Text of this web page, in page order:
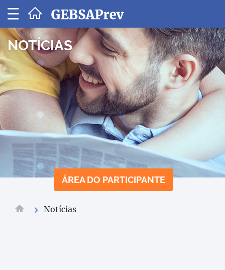
SOCIEDADE
DE
PRIVADA
NOTÍCIAS
ÁREA DO PARTICIPANTE
Notícias